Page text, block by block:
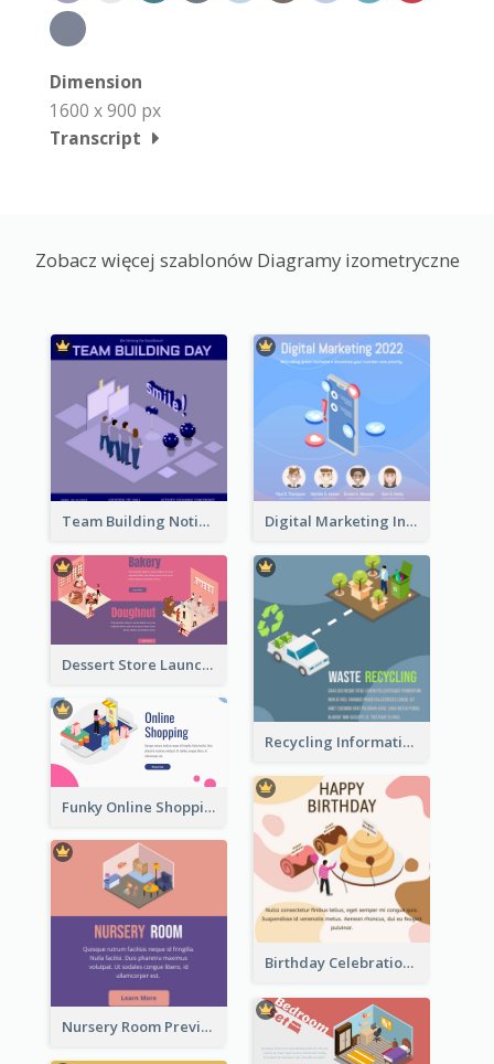
Dimension
1600 x 900 px
Transcript
Zobacz więcej szablonów Diagramy izometryczne
Team Building Notification Post With Isometric Diagram Digital Marketing Instagram Post With Isometric Graphics
Dessert Store Launching Slide With Isometric Diagram
Recycling Information Graphic With Isometric Diagram
Funky Online Shopping Header With Isometric Diagram
Birthday Celebration Graphic With Cute Isometric Diagram
Nursery Room Preview With Isometric Diagram